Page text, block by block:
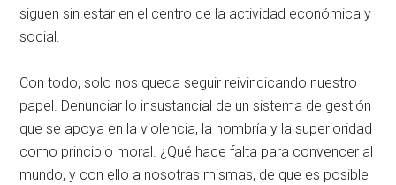
siguen sin estar en el centro de la actividad económica y
social.
Con todo, solo nos queda seguir reivindicando nuestro
papel. Denunciar lo insustancial de un sistema de gestión
que se apoya en la violencia, la hombría y la superioridad
como principio moral. ¿Qué hace falta para convencer al
mundo, y con ello a nosotras mismas, de que es posible